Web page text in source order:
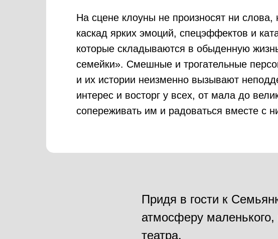
На сцене клоуны не произносят ни слова,
каскад ярких эмоций, спецэффектов и
которые складываются в обыденную
семейки». Смешные и трогательные
и их истории неизменно вызывают
интерес и восторг у всех, от мала до
сопереживать им и радоваться вместе с
Придя в гости к
атмосферу маленького,
театра.